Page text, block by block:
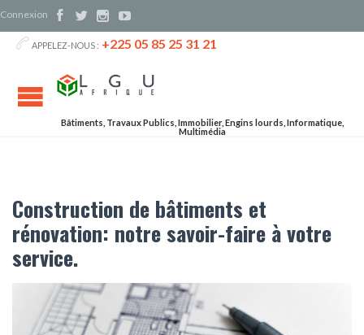
Connexion    
 APPELEZ-NOUS : +225 05 85 25 31 21
Bâtiments, Travaux Publics, Immobilier, Engins lourds, Informatique,
Multimédia
Construction de bâtiments et
rénovation: notre savoir-faire à votre
service.